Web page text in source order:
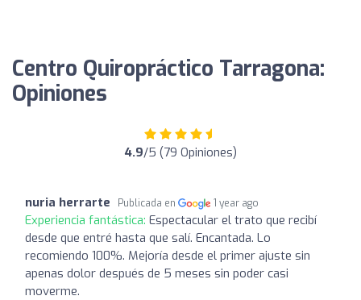
Centro Quiropráctico Tarragona:
Opiniones
4.9/5 (79 Opiniones)
nuria herrarte Publicada en 1 year ago
Experiencia fantástica: Espectacular el trato que recibí
desde que entré hasta que salí. Encantada. Lo
recomiendo 100%. Mejoría desde el primer ajuste sin
apenas dolor después de 5 meses sin poder casi
moverme.